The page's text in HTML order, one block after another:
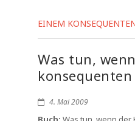
EINEM
Was tun,
4. Mai 2009